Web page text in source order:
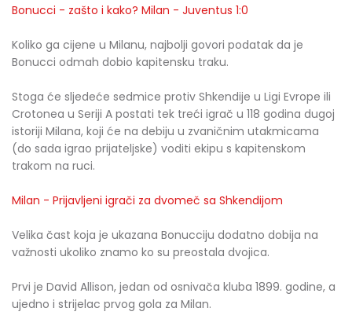
Bonucci - zašto i kako? Milan - Juventus 1:0
Koliko ga cijene u Milanu, najbolji govori podatak da je
Bonucci odmah dobio kapitensku traku.
Stoga će sljedeće sedmice protiv Shkendije u Ligi Evrope ili
Crotonea u Seriji A postati tek treći igrač u 118 godina dugoj
istoriji Milana, koji će na debiju u zvaničnim utakmicama
(do sada igrao prijateljske) voditi ekipu s kapitenskom
trakom na ruci.
Milan - Prijavljeni igrači za dvomeč sa Shkendijom
Velika čast koja je ukazana Bonucciju dodatno dobija na
važnosti ukoliko znamo ko su preostala dvojica.
Prvi je David Allison, jedan od osnivača kluba 1899. godine, a
ujedno i strijelac prvog gola za Milan.